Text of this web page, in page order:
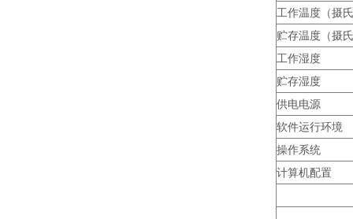
工作温度（摄
贮存温度（摄
工作湿度
贮存湿度
供电电源
软件运行环境
操作系统
计算机配置